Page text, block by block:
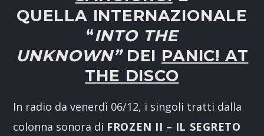
QUELLA INTERNAZIONALE
“INTO THE
UNKNOWN” DEI PANIC! AT
THE DISCO
In radio da venerdì 06/12, i singoli tratti dalla
colonna sonora di FROZEN II – IL SEGRETO